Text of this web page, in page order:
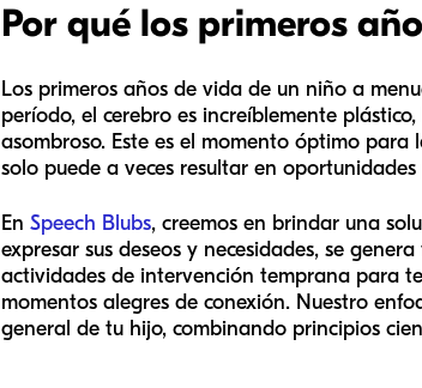
Por qué los primeros
Los primeros años de vida de un niño a
período, el cerebro es increíblemente
asombroso. Este es el momento óptimo
solo puede a veces resultar en
En Speech Blubs, creemos en brindar una
expresar sus deseos y necesidades, se
actividades de intervención temprana para
momentos alegres de conexión. Nuestro
general de tu hijo, combinando principios